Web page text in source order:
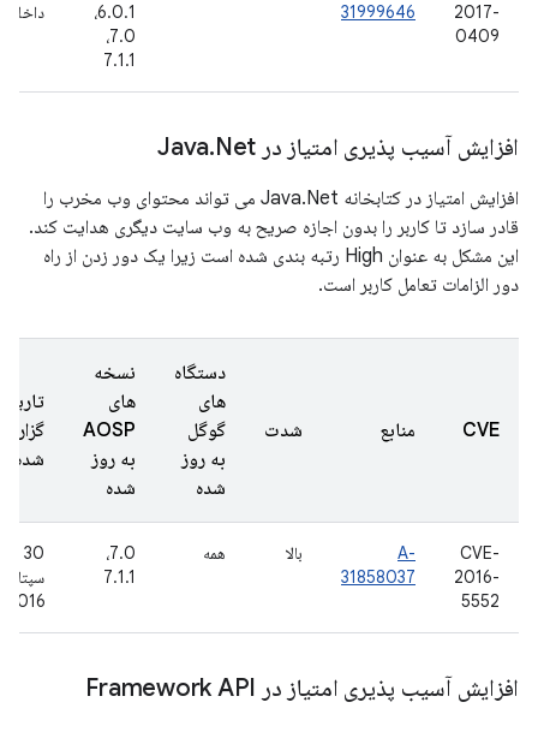
2017-
0409
31999646
6.0.1،
7.0،
7.1.1
داخلی
افزایش آسیب پذیری امتیاز در Java .Net
افزایش امتیاز در کتابخانه Java.Net می تواند محتوای وب مخرب را
قادر سازد تا کاربر را بدون اجازه صریح به وب سایت دیگری هدایت کند.
این مشکل به عنوان High رتبه بندی شده است زیرا یک دور زدن از راه
دور الزامات تعامل کاربر است.
CVE منابع شدت
دستگاه
های
گوگل
به روز
شده
نسخه
های
AOSP
به روز
شده
تاریخ
گزارش
شده
CVE-
2016-
5552
A-
31858037
بالا همه
7.0،
7.1.1
30
2016
افزایش آسیب پذیری امتیاز در Framework API